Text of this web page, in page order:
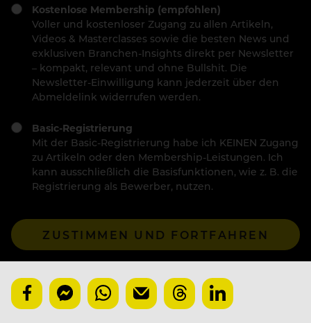
Kostenlose Membership (empfohlen)
Voller und kostenloser Zugang zu allen Artikeln,
Videos & Masterclasses sowie die besten News und
exklusiven Branchen-Insights direkt per Newsletter
– kompakt, relevant und ohne Bullshit. Die
Newsletter-Einwilligung kann jederzeit über den
Abmeldelink widerrufen werden.
Basic-Registrierung
Mit der Basic-Registrierung habe ich KEINEN Zugang
zu Artikeln oder den Membership-Leistungen. Ich
kann ausschließlich die Basisfunktionen, wie z. B. die
Registrierung als Bewerber, nutzen.
ZUSTIMMEN UND FORTFAHREN